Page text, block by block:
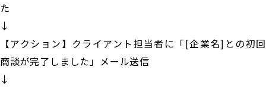
た
↓
【アクション】クライアント担当者に「[企業名]との初回
商談が完了しました」メール送信
↓